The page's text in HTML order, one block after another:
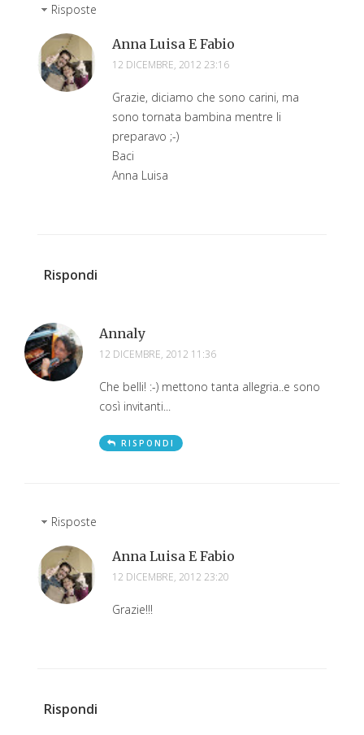
Risposte
Anna Luisa E Fabio
12 DICEMBRE, 2012 23:16
Grazie, diciamo che sono carini, ma
sono tornata bambina mentre li
preparavo ;-)
Baci
Anna Luisa
Rispondi
Annaly
12 DICEMBRE, 2012 11:36
Che belli! :-) mettono tanta allegria..e sono
così invitanti...
RISPONDI
Risposte
Anna Luisa E Fabio
12 DICEMBRE, 2012 23:20
Grazie!!!
Rispondi